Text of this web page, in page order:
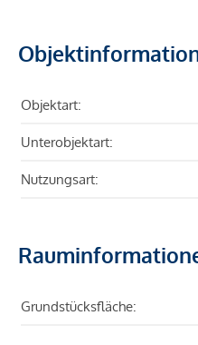
Objektart:
Unterobjektart:
Nutzungsart:
Grundstücksfläche: